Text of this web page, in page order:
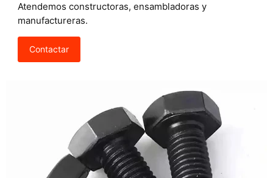
Atendemos constructoras, ensambladoras y
manufactureras.
Contactar